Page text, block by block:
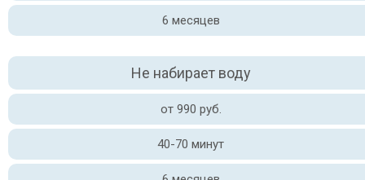
6 месяцев
Не набирает воду
от 990 руб.
40-70 минут